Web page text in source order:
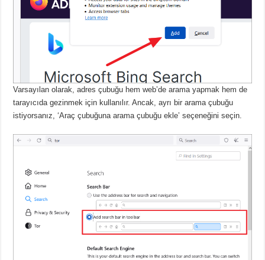
Varsayılan olarak, adres çubuğu hem web’de arama yapmak hem de
tarayıcıda gezinmek için kullanılır.Ancak, ayrı bir arama çubuğu
istiyorsanız, ‘Araç çubuğuna arama çubuğu ekle’ seçeneğini seçin.